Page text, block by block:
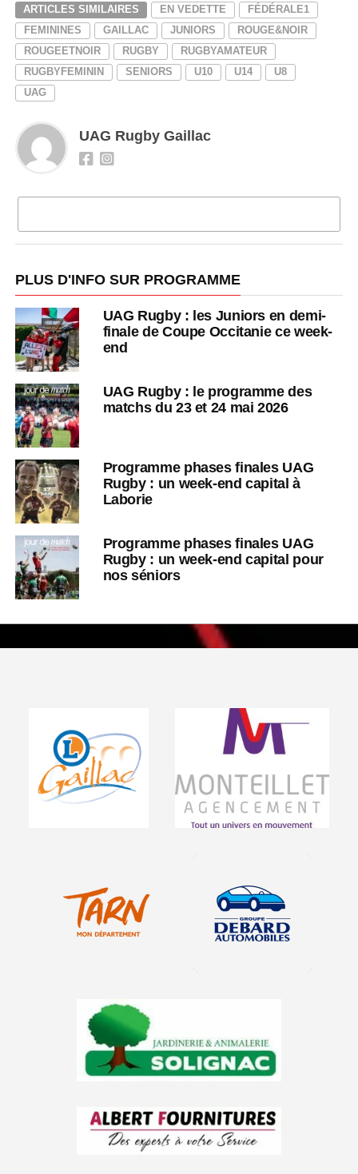
ARTICLES SIMILAIRES EN VEDETTE
FÉDÉRALE1
FEMININES
GAILLAC JUNIORS
ROUGE&NOIR
ROUGEETNOIR
RUGBY
RUGBYAMATEUR
RUGBYFEMININ
SENIORS U10 U14
U8
UAG
UAG Rugby Gaillac
PLUS D'INFO SUR PROGRAMME
UAG Rugby : les Juniors en demi-
finale de Coupe Occitanie ce week-
end
UAG Rugby : le programme des
matchs du 23 et 24 mai 2026
Programme phases finales UAG
Rugby : un week-end capital à
Laborie
Programme phases finales UAG
Rugby : un week-end capital pour
nos séniors